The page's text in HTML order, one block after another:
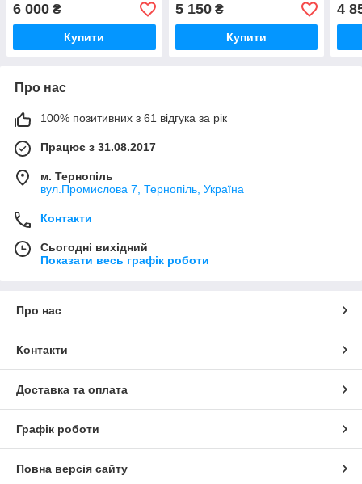
6 000 ₴
Купити
5 150₴
Купити
4
Про нас
100% позитивних з 61 відгука за рік
Працює з 31.08.2017
м. Тернопіль
вул.Промислова 7, Тернопіль, Україна
Контакти
Сьогодні вихідний
Показати весь графік роботи
Про нас
Контакти
Доставка та оплата
Графік роботи
Повна версія сайту